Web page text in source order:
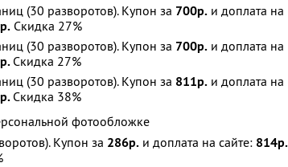
(30 разворотов). Купон за 700р. и доплата на
Скидка 27%
(30 разворотов). Купон за 700р. и доплата на
Скидка 27%
(30 разворотов). Купон за 811р. и доплата на
Скидка 38%
фотообложке
Купон за 286р. и доплата на сайте: 814р.